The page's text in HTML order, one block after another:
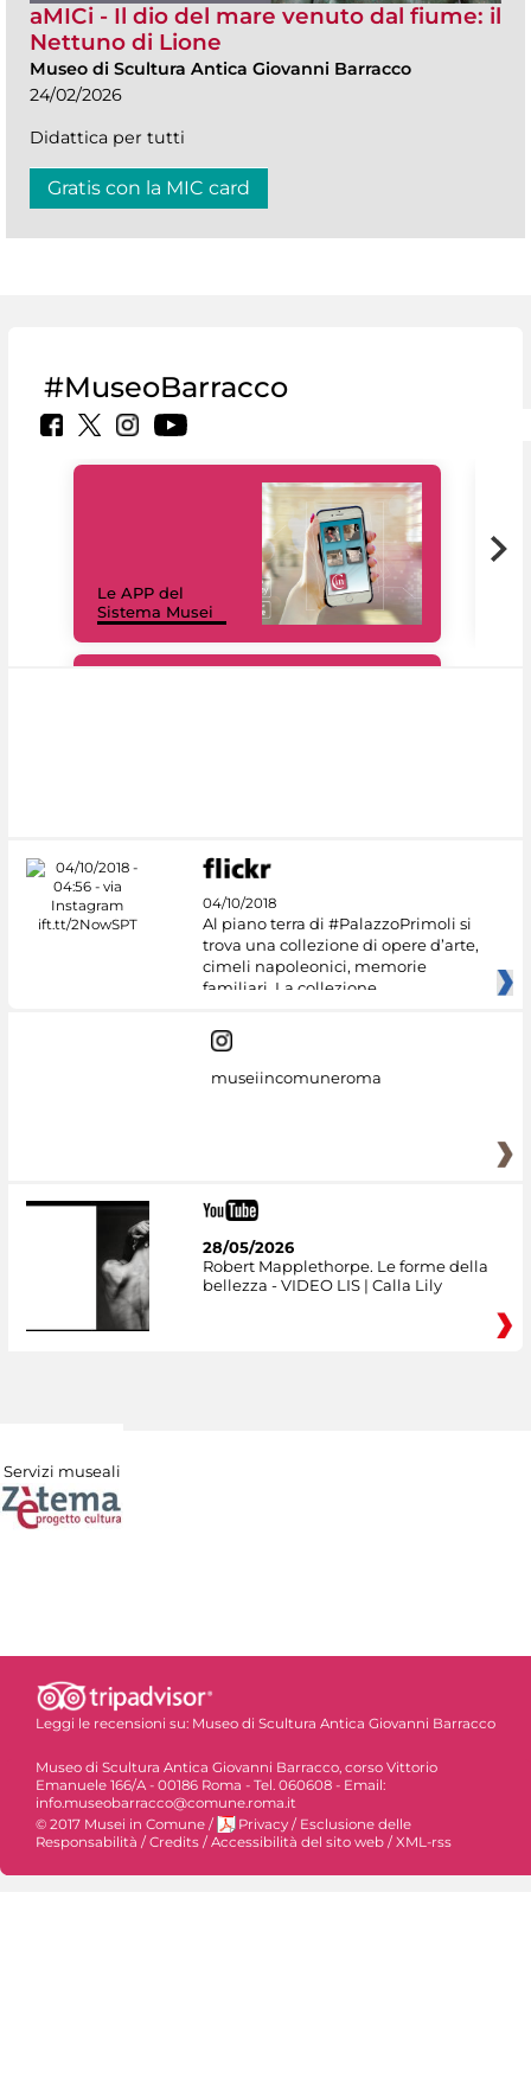
aMICi - Il dio del mare venuto dal fiume: il
Nettuno di Lione
Museo di Scultura Antica Giovanni Barracco
24/02/2026
Didattica per tutti
Gratis con la MIC card
#MuseoBarracco
Le APP del
Sistema Musei
04/10/2018
Al piano terra di #PalazzoPrimoli si
trova una collezione di opere d’arte,
cimeli napoleonici, memorie
familiari. La collezione
museiincomuneroma
28/05/2026
Robert Mapplethorpe. Le forme della
bellezza - VIDEO LIS | Calla Lily
Servizi museali
Leggi le recensioni su: Museo di Scultura Antica Giovanni Barracco
Museo di Scultura Antica Giovanni Barracco, corso Vittorio
Emanuele 166/A - 00186 Roma - Tel. 060608 - Email:
info.museobarracco@comune.roma.it
© 2017 Musei in Comune / Privacy / Esclusione delle
Responsabilità / Credits / Accessibilità del sito web / XML-rss